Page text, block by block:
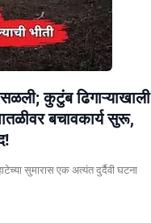
कुटुंब ढिगाऱ्याखाली
बचावकार्य सुरू,
सुमारास एक अत्यंत दुर्दैवी घटना